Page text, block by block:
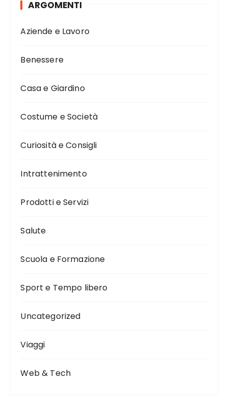
ARGOMENTI
Aziende e Lavoro
Benessere
Casa e Giardino
Costume e Società
Curiosità e Consigli
Intrattenimento
Prodotti e Servizi
Salute
Scuola e Formazione
Sport e Tempo libero
Uncategorized
Viaggi
Web & Tech